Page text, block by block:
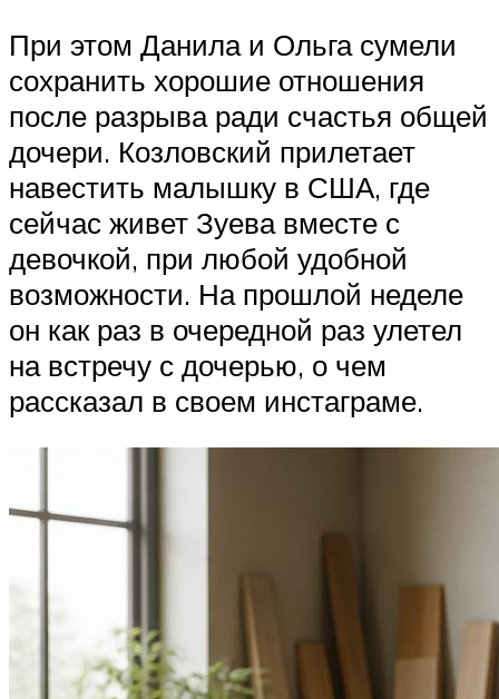
При этом Данила и Ольга сумели
сохранить хорошие отношения
после разрыва ради счастья общей
дочери. Козловский прилетает
навестить малышку в США, где
сейчас живет Зуева вместе с
девочкой, при любой удобной
возможности. На прошлой неделе
он как раз в очередной раз улетел
на встречу с дочерью, о чем
рассказал в своем инстаграме.